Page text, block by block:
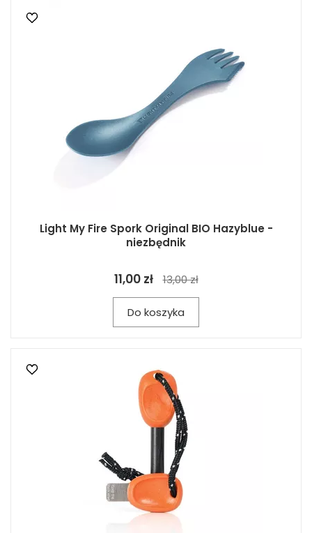
Light My Fire Spork Original BIO Hazyblue -
niezbędnik
11,00 zł 13,00 zł
Do koszyka